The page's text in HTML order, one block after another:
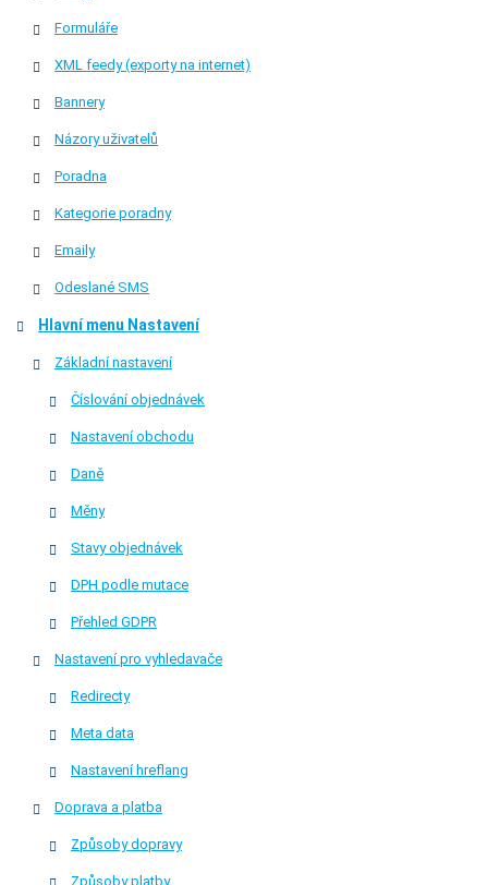
Formuláře
XML feedy (exporty na internet)
Bannery
Názory uživatelů
Poradna
Kategorie poradny
Emaily
Odeslané SMS
Hlavní menu Nastavení
Základní nastavení
Číslování objednávek
Nastavení obchodu
Daně
Měny
Stavy objednávek
DPH podle mutace
Přehled GDPR
Nastavení pro vyhledavače
Redirecty
Meta data
Nastavení hreflang
Doprava a platba
Způsoby dopravy
Způsoby platby